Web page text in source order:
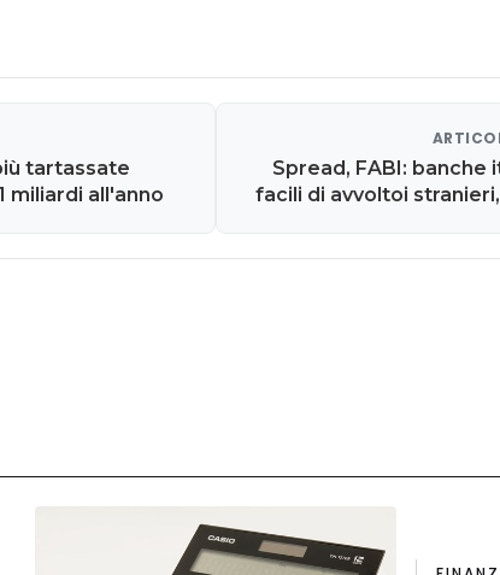
tartassate
miliardi all'anno
Spread, FABI: banche
facili di avvoltoi